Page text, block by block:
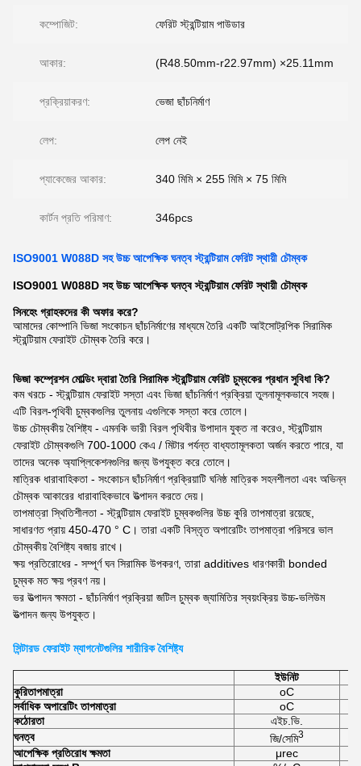
কম্পোজিট: ফেরিট স্ট্রন্টিয়াম পাউডার
আকার: (R48.50mm-r22.97mm) ×25.11mm
প্রক্রিয়াকরণ: ভেজা ছাঁচনির্মাণ
লেপ: লেপ নেই
প্যাকেজের আকার: 340 মিমি × 255 মিমি × 75 মিমি
কার্টন প্রতি পরিমাণ: 346pcs
ISO9001 W088D সহ উচ্চ আপেক্ষিক ঘনত্ব স্ট্রন্টিয়াম ফেরিট স্থায়ী চৌম্বক
ISO9001 W088D সহ উচ্চ আপেক্ষিক ঘনত্ব স্ট্রন্টিয়াম ফেরিট স্থায়ী চৌম্বক
সিনহেং গ্রাহকদের কী অফার করে?
আমাদের কোম্পানি ভিজা সংকোচন ছাঁচনির্মাণের মাধ্যমে তৈরি একটি আইসোট্রপিক সিরামিক
স্ট্রন্টিয়াম ফেরাইট চৌম্বক তৈরি করে।
ভিজা কম্প্রেশন মোল্ডিং দ্বারা তৈরি সিরামিক স্ট্রন্টিয়াম ফেরিট চুম্বকের প্রধান সুবিধা কি?
কম খরচে - স্ট্রন্টিয়াম ফেরাইট সস্তা এবং ভিজা ছাঁচনির্মাণ প্রক্রিয়া তুলনামূলকভাবে সহজ।
এটি বিরল-পৃথিবী চুম্বকগুলির তুলনায় এগুলিকে সস্তা করে তোলে।
উচ্চ চৌম্বকীয় বৈশিষ্ট্য - এমনকি ভারী বিরল পৃথিবীর উপাদান যুক্ত না করেও, স্ট্রন্টিয়াম
ফেরাইট চৌম্বকগুলি 700-1000 কেএ / মিটার পর্যন্ত বাধ্যতামূলকতা অর্জন করতে পারে, যা
তাদের অনেক অ্যাপ্লিকেশনগুলির জন্য উপযুক্ত করে তোলে।
মাত্রিক ধারাবাহিকতা - সংকোচন ছাঁচনির্মাণ প্রক্রিয়াটি ঘনিষ্ঠ মাত্রিক সহনশীলতা এবং অভিন্ন
চৌম্বক আকারের ধারাবাহিকভাবে উত্পাদন করতে দেয়।
তাপমাত্রা স্থিতিশীলতা - স্ট্রন্টিয়াম ফেরাইট চুম্বকগুলির উচ্চ কুরি তাপমাত্রা রয়েছে,
সাধারণত প্রায় 450-470 ° C। তারা একটি বিস্তৃত অপারেটিং তাপমাত্রা পরিসরে ভাল
চৌম্বকীয় বৈশিষ্ট্য বজায় রাখে।
ক্ষয় প্রতিরোধের - সম্পূর্ণ ঘন সিরামিক উপকরণ, তারা additives ধারণকারী bonded
চুম্বক মত ক্ষয় প্রবণ নয়।
ভর উত্পাদন ক্ষমতা - ছাঁচনির্মাণ প্রক্রিয়া জটিল চুম্বক জ্যামিতির স্বয়ংক্রিয় উচ্চ-ভলিউম
উত্পাদন জন্য উপযুক্ত।
সিন্টারড ফেরাইট ম্যাগনেটগুলির শারীরিক বৈশিষ্ট্য
ইউনিট
কুরিতাপমাত্রা
oC
সর্বাধিক অপারেটিং তাপমাত্রা
oC
কঠোরতা
এইচ.ভি.
ঘনত্ব
জি/সেমি3
আপেক্ষিক প্রতিরোধ ক্ষমতা
μrec